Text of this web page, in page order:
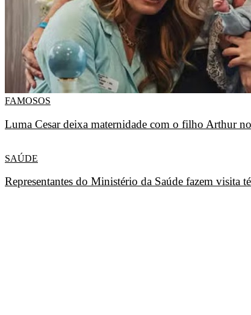
FAMOSOS
Luma Cesar deixa maternidade com o filho Arthur
SAÚDE
Representantes do Ministério da Saúde fazem visita